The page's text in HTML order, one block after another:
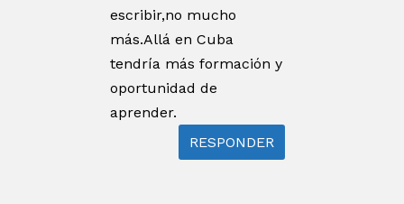
escribir,no mucho
más.Allá en Cuba
tendría más formación y
oportunidad de
aprender.
RESPONDER